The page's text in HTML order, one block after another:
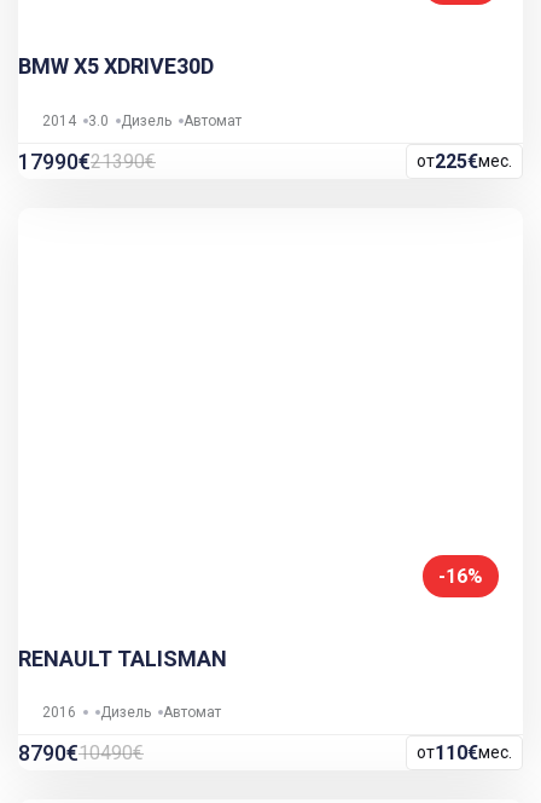
BMW X5 XDRIVE30D
2014 3.0 Дизель Автомат
17990€21390€ от225€мес.
-16%
RENAULT TALISMAN
2016 Дизель Автомат
8790€10490€ от110€мес.